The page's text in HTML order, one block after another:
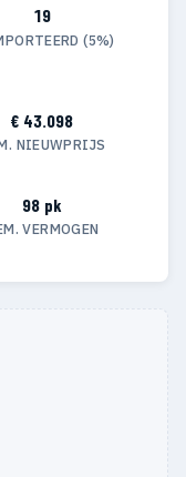
19
(5%)
€ 43.098
NIEUWPRIJS
98 pk
VERMOGEN